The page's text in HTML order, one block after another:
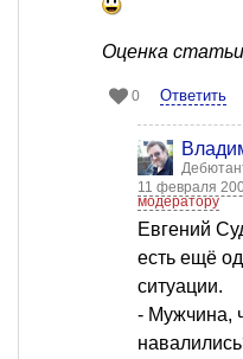
Оценка
0 Ответить
11 февраля
модератору
Евгений
есть ещё
ситуации.
- Мужчина,